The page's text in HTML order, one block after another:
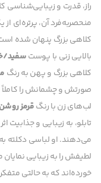
راز، قدرت و
منحصربه‌فرد آن، پرتره‌ای
کلاهی بزرگ پنهان شده
بالایی زنی با پوستسفید/
کلاهی بزرگ و پهن به رنگ
صورتش و چشمانش را کاملاً
لب‌های زن با رنگقرمز
تابلو، به زیبایی و جذابیت
می‌دهند. او لباسی دکلته
لطیفش را به زیبایی
خورده‌اند که به حالتی